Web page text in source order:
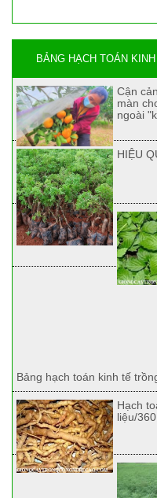
BẢNG HẠCH TOÁN
Cận
màn
ngoài
HIỆU
Bảng hạch toán kinh tế
Hạch
liệu/